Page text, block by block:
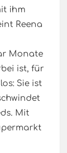
ihm
Reena
Monate
ist, für
Sie ist
Mit